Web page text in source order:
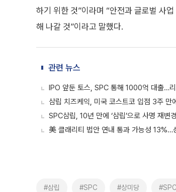
하기 위한 것”이라며 “안전과 글로벌 사
해 나갈 것”이라고 말했다.
관련 뉴스
IPO 앞둔 토스, SPC 통해 1000억 대출…
삼립 치즈케익, 미국 코스트코 입점 3주 만
SPC삼립, 10년 만에 ‘삼립’으로 사명 재변경
美 클래리티 법안 연내 통과 가능성 13%…
#삼립 #SPC #상미당